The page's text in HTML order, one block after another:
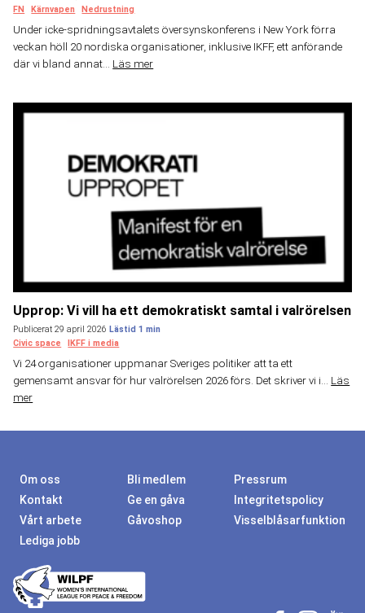
FN
Kärnvapen Nedrustning
Under icke-spridningsavtalets översynskonferens i New York förra
veckan höll 20 nordiska organisationer, inklusive IKFF, ett anförande
där vi bland annat... Läs mer
Upprop: Vi vill ha ett demokratiskt samtal i valrörelsen
Publicerat 29 april 2026
Civic space
IKFF i media
Vi 24 organisationer uppmanar Sveriges politiker att ta ett
gemensamt ansvar för hur valrörelsen 2026 förs. Det skriver vi i... Läs
mer
Om oss Bli medlem
Pressrum
Kontakt
Ge en gåva
Integritetspolicy
Vårt arbete
Gåvoshop
Visselblåsarfunktion
Lediga jobb